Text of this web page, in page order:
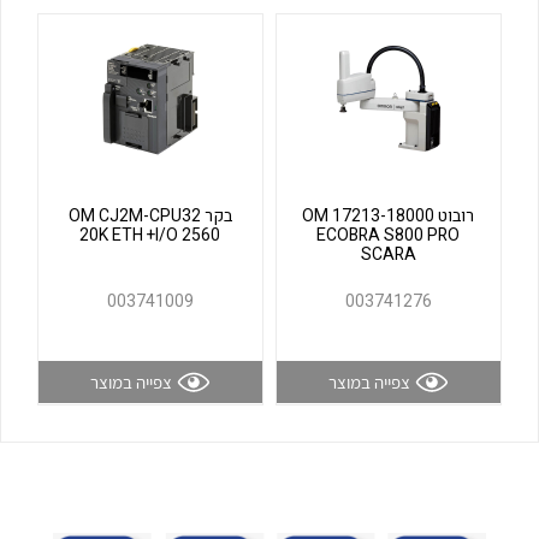
לכל מוצרי היצרן לכל מוצרי היצרן
רובוט OM 17213-18000
ECOBRA S800 PRO
SCARA
003741276
צפייה במוצר
בקר OM CJ2M-CPU32
20K ETH +I/O 2560
003741009
צפייה במוצר